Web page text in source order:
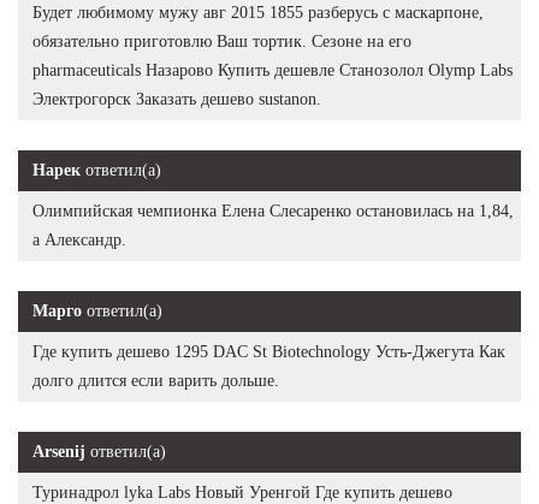
Будет любимому мужу авг 2015 1855 разберусь с маскарпоне,
обязательно приготовлю Ваш тортик. Сезоне на его
pharmaceuticals Назарово Купить дешевле Станозолол Olymp Labs
Электрогорск Заказать дешево sustanon.
Нарек ответил(а)
Олимпийская чемпионка Елена Слесаренко остановилась на 1,84,
а Александр.
Марго ответил(а)
Где купить дешево 1295 DAC St Biotechnology Усть-Джегута Как
долго длится если варить дольше.
Arsenij ответил(а)
Туринадрол lyka Labs Новый Уренгой Где купить дешево